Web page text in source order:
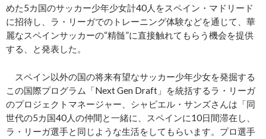
めた5カ国のサッカー少年少女計40人をスペイン・マドリード
に招待し、ラ・リーガでのトレーニング体験などを通じて、華
麗なスペインサッカーの“精髄”に直接触れてもらう機会を提供
する、と発表した。
スペイン以外の国の将来有望なサッカー少年少女を発掘する
この国際プログラム「Next Gen Draft」を統括するラ・リーガ
のプロジェクトマネージャー、シャビエル・サンズさんは「同
世代の5カ国40人の仲間と一緒に、スペインに10日間滞在し、
ラ・リーガ選手と同じような生活をしてもらいます。プロ選手